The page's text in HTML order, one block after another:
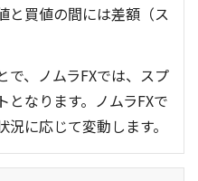
と買値の間には差額（ス
で、ノムラFXでは、スプ
となります。ノムラFXで
に応じて変動します。